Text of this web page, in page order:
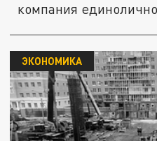
компания
ЭКОНОМИКА